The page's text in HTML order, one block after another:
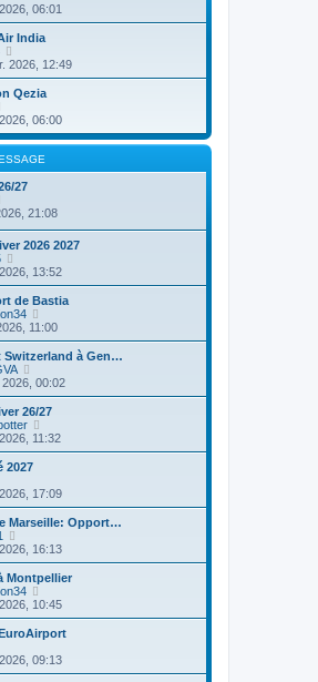
o
i
r
l
e
r
n
i
e
r
m
e
s
s
a
g
e
06:01
India
o
i
r
l
e
e
r
n
i
r
m
e
s
a
g
e
2026, 12:49
Qezia
o
i
r
l
e
d
r
e
r
m
e
s
s
a
g
e
06:00
27
o
l
e
d
e
r
n
i
e
r
m
e
s
s
a
g
e
21:08
2026 2027
o
i
r
l
e
d
e
r
n
i
r
m
e
s
s
g
e
13:52
de Bastia
o
i
r
e
e
r
n
i
e
s
s
g
e
11:00
Switzerland à Gen…
o
i
r
l
e
n
i
r
e
s
s
a
g
e
00:02
26/27
o
i
e
e
r
n
i
r
e
s
s
g
e
11:32
2027
o
i
r
l
e
e
r
n
i
r
e
s
17:09
Marseille: Opport…
o
i
r
l
e
r
n
i
16:13
Montpellier
o
i
r
l
e
10:45
o
i
09:13